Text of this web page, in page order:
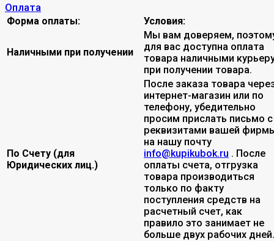
Оплата
Форма оплаты: Условия:
Наличными при получении
Мы вам доверяем,
для вас доступна оплата
товара наличными
при получении товара.
По Счету (для
Юридических лиц.)
После заказа товара
интернет-магазин или по
телефону, убедительно
просим прислать письмо с
реквизитами вашей
на нашу почту
info@kupikubok.ru . После
оплаты счета, отгрузка
товара производиться
только по факту
поступления средств на
расчетный счет, как
правило это занимает не
больше двух рабочих дней.